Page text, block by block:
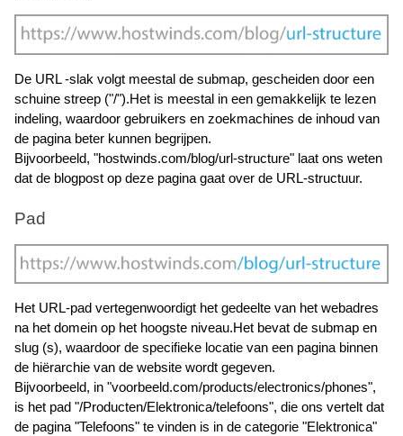
De URL -slak volgt meestal de submap, gescheiden door een
schuine streep ("/").Het is meestal in een gemakkelijk te lezen
indeling, waardoor gebruikers en zoekmachines de inhoud van
de pagina beter kunnen begrijpen.
Bijvoorbeeld, "hostwinds.com/blog/url-structure" laat ons weten
dat de blogpost op deze pagina gaat over de URL-structuur.
Pad
Het URL-pad vertegenwoordigt het gedeelte van het webadres
na het domein op het hoogste niveau.Het bevat de submap en
slug (s), waardoor de specifieke locatie van een pagina binnen
de hiërarchie van de website wordt gegeven.
Bijvoorbeeld, in "voorbeeld.com/products/electronics/phones",
is het pad "/Producten/Elektronica/telefoons", die ons vertelt dat
de pagina "Telefoons" te vinden is in de categorie "Elektronica"